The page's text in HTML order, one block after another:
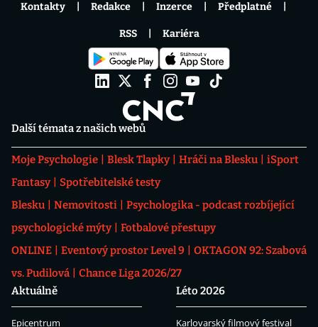
Další témata z našich webů
Moje Psychologie Blesk Tlapky Hráči na Blesku
iSport
Fantasy
Spotřebitelské testy
Blesku
Nemovitosti
Psychologika - podcast rozbíjející
psychologické mýty
Fotbalové přestupy
ONLINE
Eventový prostor Level 9
OKTAGON 92: Szabová
vs. Pudilová
Chance Liga 2026/27
Aktuálně
Epicentrum
Léto 2026
Karlovarský filmový festival
Kontakty Redakce Inzerce Předplatné
RSS Kariéra